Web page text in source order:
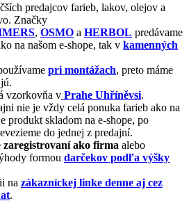
predajcov farieb, lakov, olejov a
Značky
, OSMO a HERBOL predávame
na našom e-shope, tak v kamenných
pri montážach, preto máme
vzorkovňa v Prahe Uhříněvsi.
nie je vždy celá ponuka farieb ako na
produkt skladom na e-shope, po
do jednej z predajní.
zaregistrovaní ako firma alebo
formou darčekov podľa výšky
na zákazníckej linke denne aj cez
.